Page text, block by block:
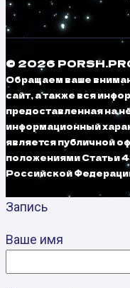
© 2026
Обращаем ваше
сайт, а также вся
предоставленная на
информационный
является публичной
положениями Статьи
Российской
Запись
Ваше имя